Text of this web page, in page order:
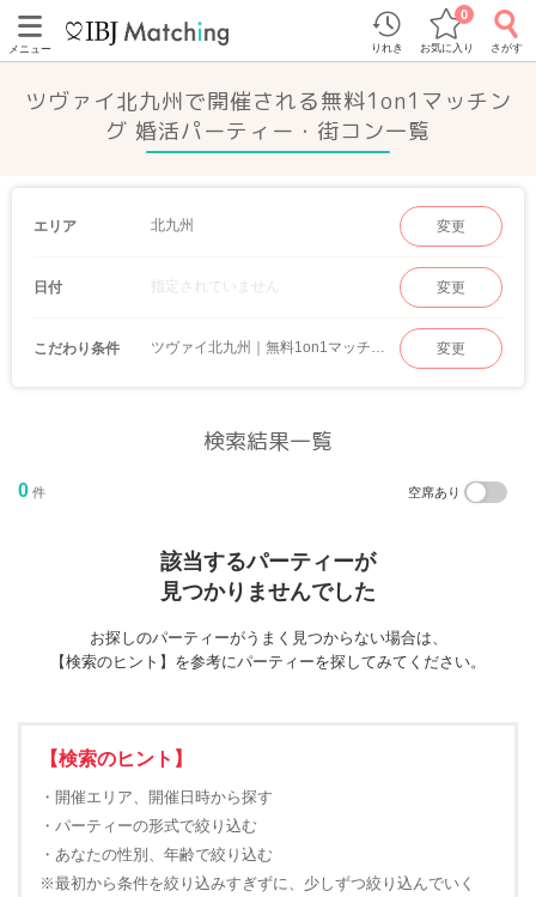
メニュー りれき お気に入り
0
さがす
ツヴァイ北九州で開催される無料1on1マッチン
グ 婚活パーティー・街コン一覧
エリア 北九州 変更
日付 指定されていません 変更
こだわり条件 ツヴァイ北九州｜無料1on1マッチング 変更
検索結果一覧
0 件 空席あり
該当するパーティーが
見つかりませんでした
お探しのパーティーがうまく見つからない場合は、
【検索のヒント】を参考にパーティーを探してみてください。
【検索のヒント】
・開催エリア、開催日時から探す
・パーティーの形式で絞り込む
・あなたの性別、年齢で絞り込む
※最初から条件を絞り込みすぎずに、少しずつ絞り込んでいく